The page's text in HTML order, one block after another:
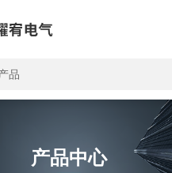
产品中心